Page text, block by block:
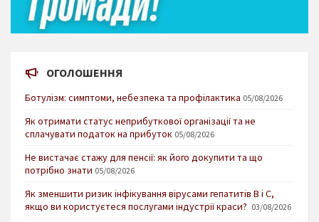
ОГОЛОШЕННЯ
Ботулізм: симптоми, небезпека та профілактика 05/08/2026
Як отримати статус неприбуткової організації та не
сплачувати податок на прибуток 05/08/2026
Не вистачає стажу для пенсії: як його докупити та що
потрібно знати 05/08/2026
Як зменшити ризик інфікування вірусами гепатитів В і С,
якщо ви користуєтеся послугами індустрії краси? 03/08/2026